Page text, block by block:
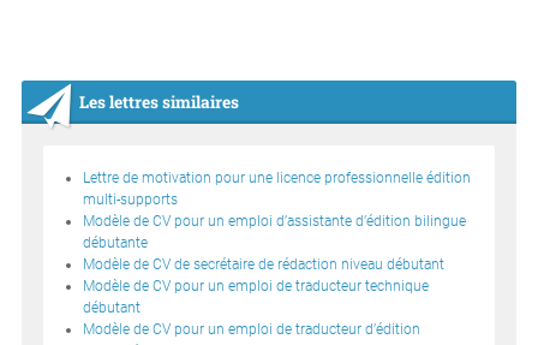
Les lettres similaires
Lettre de motivation pour une licence professionnelle édition
multi-supports
Modèle de CV pour un emploi d’assistante d’édition bilingue
débutante
Modèle de CV de secrétaire de rédaction niveau débutant
Modèle de CV pour un emploi de traducteur technique
débutant
Modèle de CV pour un emploi de traducteur d’édition